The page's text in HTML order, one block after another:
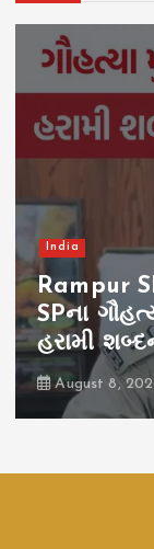
India
Rampur
SPના
હરામી
August 8,